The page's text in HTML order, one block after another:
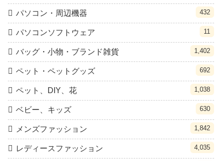
パソコン・周辺機器 432
パソコンソフトウェア 11
バッグ・小物・ブランド雑貨 1,402
ペット・ペットグッズ 692
ペット、DIY、花 1,038
ベビー、キッズ 630
メンズファッション 1,842
レディースファッション 4,035